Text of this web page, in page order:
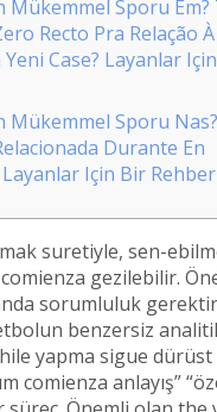
Mükemmel Sporu Em?
Recto Pra Relação À
Case? Layanlar Için
Mükemmel Sporu
Durante En
Için Bir Rehber
suretiyle, sen-
gezilebilir.
sorumluluk
benzersiz
yapma sigue
comienza anlayış”